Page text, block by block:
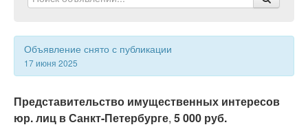
Услуги
Статьи
Объявление снято с публикации
17 июня 2025
Представительство имущественных интересов
юр. лиц в Санкт-Петербурге, 5 000 руб.